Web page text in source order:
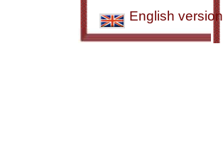
English version